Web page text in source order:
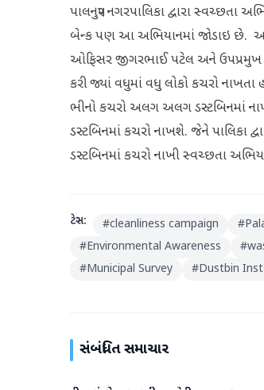
પાલનપુર નગરપાલિકા દ્વારા
બેન્ક પણ આ અભિયાનમાં જોડાઇ છે. અને
ઓફિસર જીગરભાઈ પટેલ અને ઉપપ્રમુખ
કરી જ્યાં વધુમાં વધુ લોકો કચરો
ભીનો કચરો અલગ અલગ ડસ્ટબિનમાં
ડસ્ટબિનમાં કચરો નાખશે. જેને પાલિકા
ડસ્ટબિનમાં કચરો નાખી સ્વચ્છતા
ટેગ્સ: #cleanliness campaign #
#Environmental Awareness #
#Municipal Survey #Dustbin
સંબંધિત સમાચાર